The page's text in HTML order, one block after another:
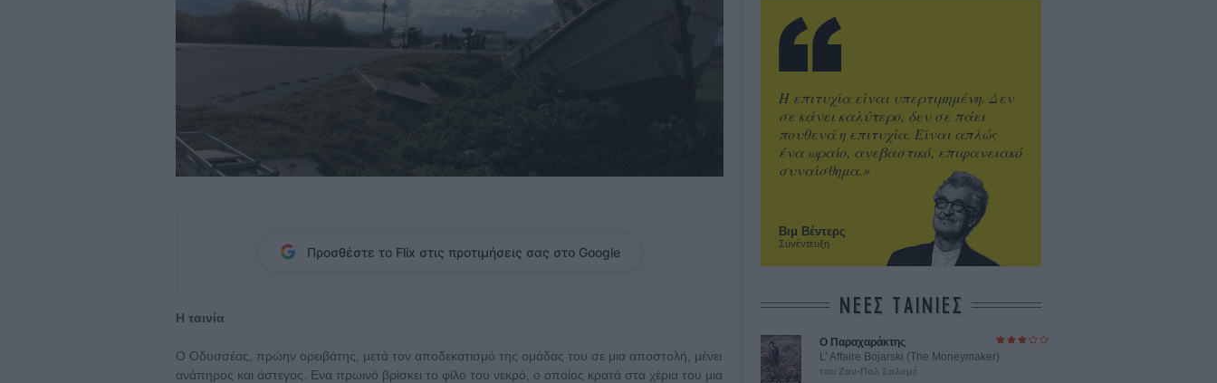
Προσθέστε το Flix στις προτιμήσεις σας στο Google
Η ταινία
Ο Οδυσσέας, πρώην ορειβάτης, μετά τον αποδεκατισμό της ομάδας του σε μια αποστολή, μένει
ανάπηρος και άστεγος. Ενα πρωινό βρίσκει το φίλο του νεκρό, ο οποίος κρατά στα χέρια του μια
Βιμ Βέντερς
Συνέντευξη
Η επιτυχία είναι υπερτιμημένη. Δεν
σε κάνει καλύτερο, δεν σε πάει
πουθενά η επιτυχία. Είναι απλώς
ένα ωραίο, ανεβαστικό, επιφανειακό
συναίσθημα.»
ΝΕΕΣ ΤΑΙΝΙΕΣ
Ο Παραχαράκτης
L’ Affaire Bojarski (The Moneymaker)
του Ζαν-Πολ Σαλομέ